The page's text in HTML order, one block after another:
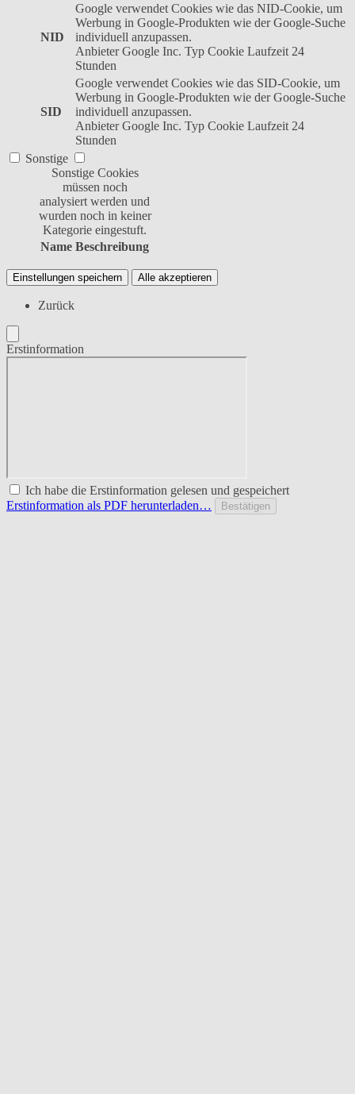
NID
Google verwendet Cookies wie das NID-Cookie, um
Werbung in Google-Produkten wie der Google-Suche
individuell anzupassen.
Anbieter Google Inc. Typ Cookie Laufzeit 24
Stunden
SID
Google verwendet Cookies wie das SID-Cookie, um
Werbung in Google-Produkten wie der Google-Suche
individuell anzupassen.
Anbieter Google Inc. Typ Cookie Laufzeit 24
Stunden
Sonstige
Sonstige Cookies
müssen noch
analysiert werden und
wurden noch in keiner
Kategorie eingestuft.
Name Beschreibung
Einstellungen speichern Alle akzeptieren
Zurück
Erstinformation
Ich habe die Erstinformation gelesen und gespeichert
Erstinformation als PDF herunterladen…
Bestätigen